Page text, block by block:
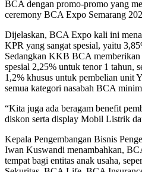
BCA dengan promo-promo yang
ceremony BCA Expo Semarang
Dijelaskan, BCA Expo kali ini
KPR yang sangat spesial, yaitu
Sedangkan KKB BCA memberikan
spesial 2,25% untuk tenor 1 tahun,
1,2% khusus untuk pembelian unit
semua kategori nasabah BCA
“Kita juga ada beragam benefit
diskon serta display Mobil Listrik
Kepala Pengembangan Bisnis
Iwan Kuswandi menambahkan,
tempat bagi entitas anak usaha,